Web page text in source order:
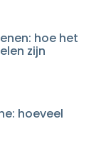
hoe het
zijn
hoeveel